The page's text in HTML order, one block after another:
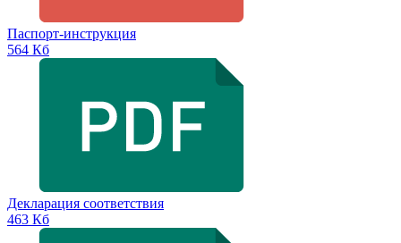
Паспорт-инструкция
564 Кб
Декларация соответствия
463 Кб